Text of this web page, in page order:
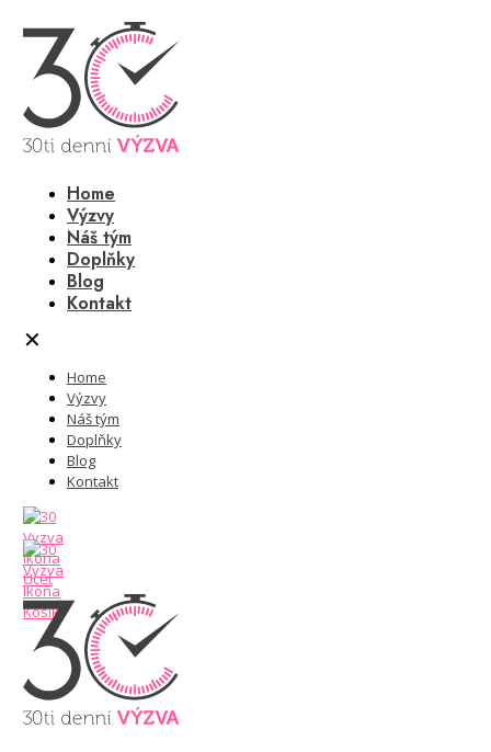
Home
Výzvy
Náš tým
Doplňky
Blog
Kontakt
✕
Home
Výzvy
Náš tým
Doplňky
Blog
Kontakt